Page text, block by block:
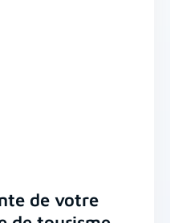
de votre